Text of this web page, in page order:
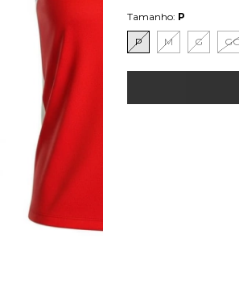
Tamanho: P
P M G GG